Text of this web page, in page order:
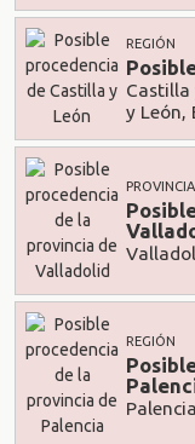
REGIÓN
Castilla
y León,
PROVINCIA
REGIÓN